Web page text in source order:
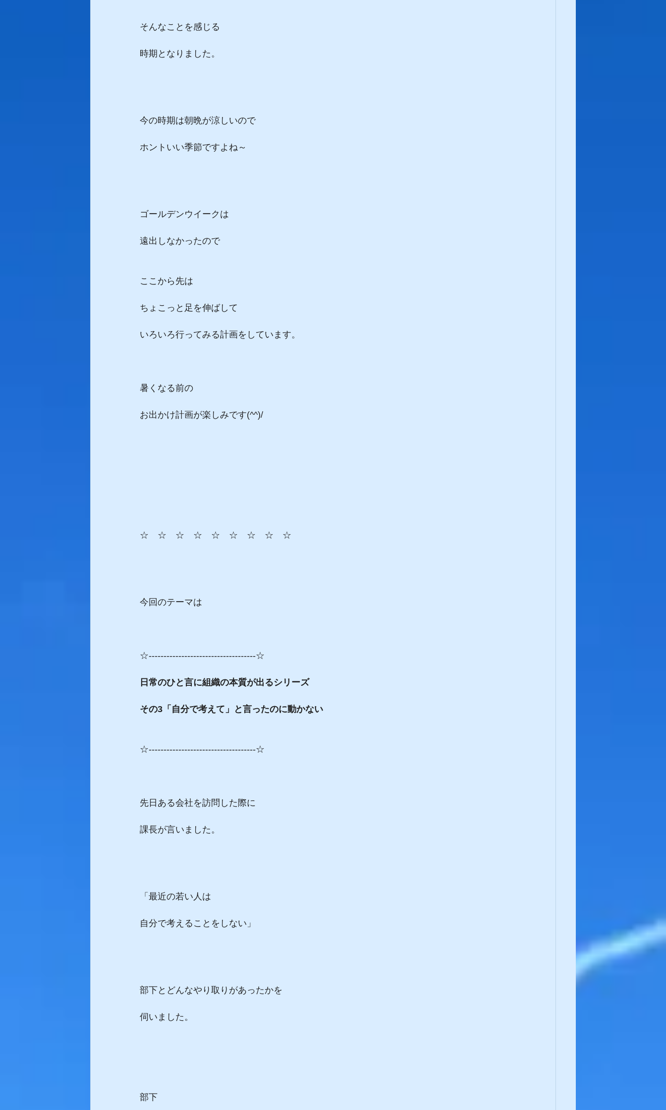
そんなことを感じる
時期となりました。
今の時期は朝晩が涼しいので
ホントいい季節ですよね～
ゴールデンウイークは
遠出しなかったので
ここから先は
ちょこっと足を伸ばして
いろいろ行ってみる計画をしています。
暑くなる前の
お出かけ計画が楽しみです(^^)/
☆　☆　☆　☆　☆　☆　☆　☆　☆
今回のテーマは
☆------------------------------------☆
日常のひと言に組織の本質が出るシリーズ
その3「自分で考えて」と言ったのに動かない
☆------------------------------------☆
先日ある会社を訪問した際に
課長が言いました。
「最近の若い人は
自分で考えることをしない」
部下とどんなやり取りがあったかを
伺いました。
部下